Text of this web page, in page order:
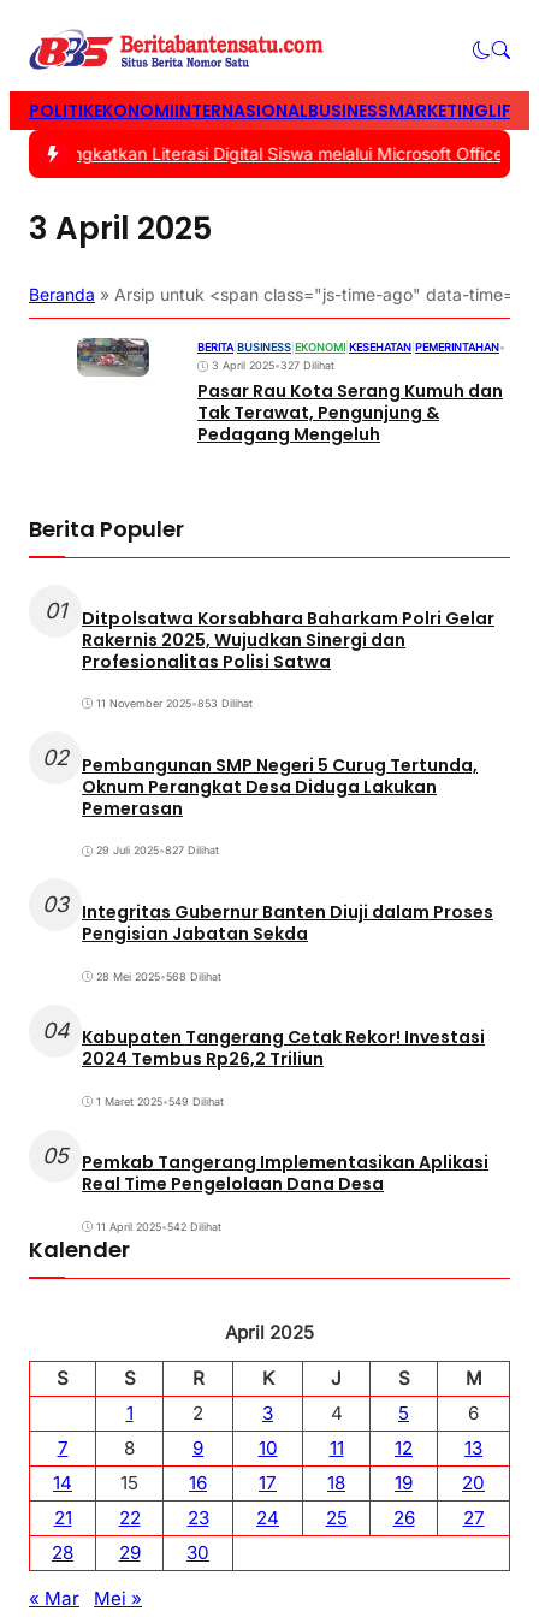
POLITIKEKONOMIINTERNASIONALBUSINESSMARKETING
Tingkatkan Literasi Digital Siswa melalui Microsoft Office|#2 -
3 April 2025
Beranda » Arsip untuk <span class="js-time-ago" data-
BERITA BUSINESS EKONOMI KESEHATAN PEMERINTAHAN•
3 April 2025•327 Dilihat
Pasar Rau Kota Serang Kumuh dan
Tak Terawat, Pengunjung &
Pedagang Mengeluh
Berita Populer
01
Ditpolsatwa Korsabhara Baharkam Polri Gelar
Rakernis 2025, Wujudkan Sinergi dan
Profesionalitas Polisi Satwa
11 November 2025•853 Dilihat
02 Pembangunan SMP Negeri 5 Curug Tertunda,
Oknum Perangkat Desa Diduga Lakukan
Pemerasan
29 Juli 2025•827 Dilihat
03 Integritas Gubernur Banten Diuji dalam Proses
Pengisian Jabatan Sekda
28 Mei 2025•568 Dilihat
04 Kabupaten Tangerang Cetak Rekor! Investasi
2024 Tembus Rp26,2 Triliun
1 Maret 2025•549 Dilihat
05 Pemkab Tangerang Implementasikan Aplikasi
Real Time Pengelolaan Dana Desa
11 April 2025•542 Dilihat
Kalender
April 2025
S
S R K J S
M
1
2 3 4 5
6
7
8 9 10 11 12
13
14
15 16 17 18 19
20
21
22 23 24 25 26
27
28
29
30
« Mar
Mei »